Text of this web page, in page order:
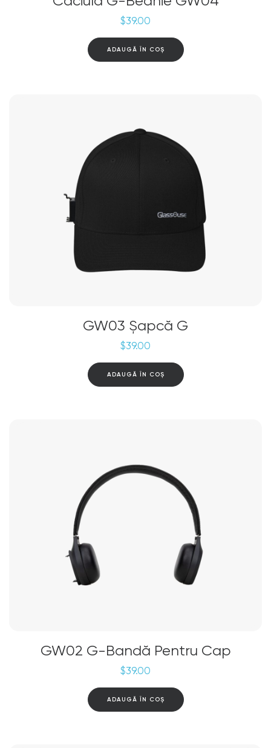
$39.00
ADAUGĂ ÎN COȘ
GW03 Șapcă G
$39.00
ADAUGĂ ÎN COȘ
GW02 G-Bandă Pentru Cap
$39.00
ADAUGĂ ÎN COȘ